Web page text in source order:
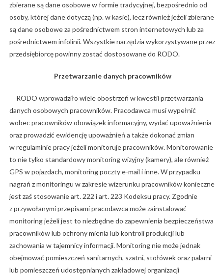
zbierane są dane osobowe w formie tradycyjnej, bezpośrednio od
osoby, której dane dotyczą (np. w kasie), lecz również jeżeli zbierane
są dane osobowe za pośrednictwem stron internetowych lub za
pośrednictwem infolinii. Wszystkie narzędzia wykorzystywane przez
przedsiębiorcę powinny zostać dostosowane do RODO.
Przetwarzanie danych pracowników
RODO wprowadziło wiele obostrzeń w kwestii przetwarzania
danych osobowych pracowników. Pracodawca musi wypełnić
wobec pracowników obowiązek informacyjny, wydać upoważnienia
oraz prowadzić ewidencję upoważnień a także dokonać zmian
w regulaminie pracy jeżeli monitoruje pracowników. Monitorowanie
to nie tylko standardowy monitoring wizyjny (kamery), ale również
GPS w pojazdach, monitoring poczty e-mail i inne. W przypadku
nagrań z monitoringu w zakresie wizerunku pracowników konieczne
jest zaś stosowanie art. 222 i art. 223 Kodeksu pracy. Zgodnie
z przywołanymi przepisami pracodawca może zainstalować
monitoring jeżeli jest to niezbędne do zapewnienia bezpieczeństwa
pracowników lub ochrony mienia lub kontroli produkcji lub
zachowania w tajemnicy informacji. Monitoring nie może jednak
obejmować pomieszczeń sanitarnych, szatni, stołówek oraz palarni
lub pomieszczeń udostępnianych zakładowej organizacji